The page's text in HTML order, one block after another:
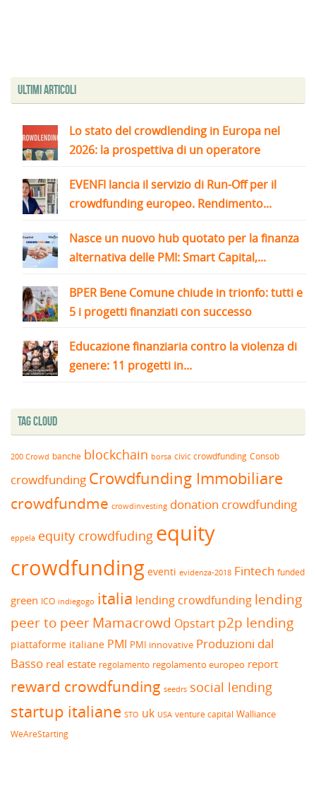
Ultimi articoli
Lo stato del crowdlending in Europa nel
2026: la prospettiva di un operatore
EVENFI lancia il servizio di Run-Off per il
crowdfunding europeo. Rendimento...
Nasce un nuovo hub quotato per la finanza
alternativa delle PMI: Smart Capital,...
BPER Bene Comune chiude in trionfo: tutti e
5 i progetti finanziati con successo
Educazione finanziaria contro la violenza di
genere: 11 progetti in...
Tag Cloud
200 Crowd banche blockchain borsa civic crowdfunding Consob
crowdfunding Crowdfunding Immobiliare
crowdfundme crowdinvesting donation crowdfunding
eppela equity crowdfuding equity
crowdfunding eventi evidenza-2018 Fintech funded
green ICO indiegogo italia lending crowdfunding lending
peer to peerMamacrowd Opstart p2p lending
piattaforme italiane PMI PMI innovative Produzioni dal
Basso real estate regolamento regolamento europeo report
reward crowdfunding seedrs social lending
startup italiane STO uk USA venture capital Walliance
WeAreStarting